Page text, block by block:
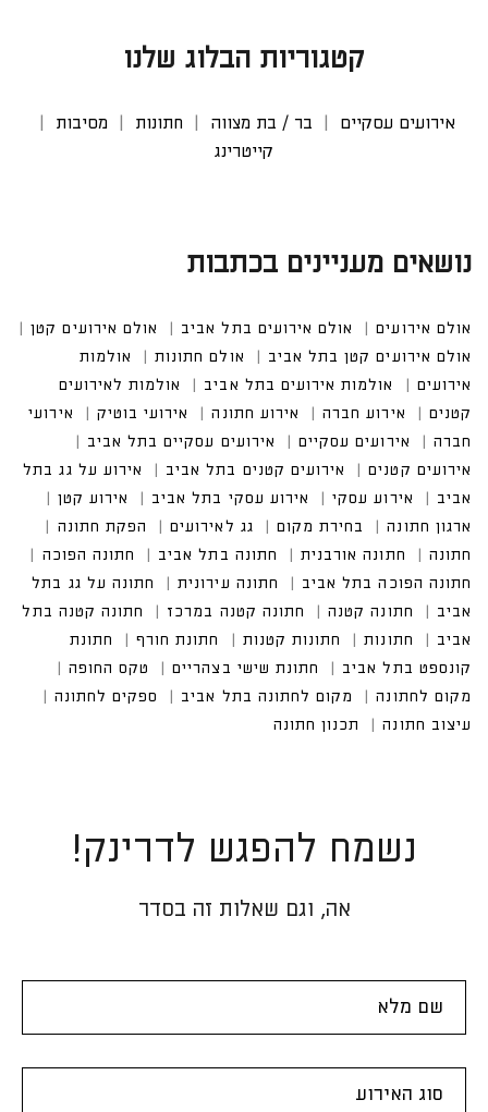
קטגוריות הבלוג שלנו
אירועים עסקיים בר / בת מצווה חתונות
מסיבות
קייטרינג
נושאים מעניינים בכתבות
אולם אירועים אולם אירועים בתל אביב
אולם אירועים קטן
אולם אירועים קטן בתל אביב
אולם חתונות
אולמות אירו
עים
אולמות אירועים בתל אביב
אולמות לאירועים קטנים
אירוע חברה
אירוע חתונה
אירועי בוטיק
אירועים עסקיים
אירועים עסקיים בתל אביב
אירועים קטנים בתל אביב
אירוע על גג בתל אביב
אירוע עסקי בתל אביב
נשמח להפגש לדרינק!
אה, וגם שאלות זה בסדר